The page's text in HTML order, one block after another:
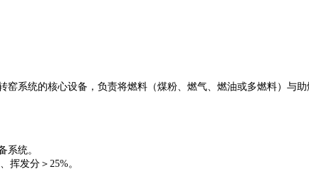
窑系统的核心设备，负责将燃料（煤粉、燃气、燃油或多燃料）与
系统。
挥发分＞25%。